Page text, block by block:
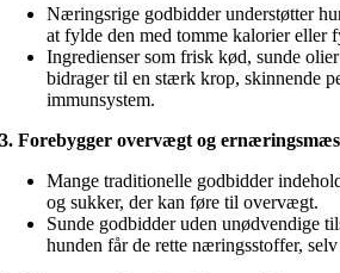
Næringsrige godbidder understøtter
at fylde den med tomme kalorier eller
Ingredienser som frisk kød, sunde
bidrager til en stærk krop, skinnende
immunsystem.
3. Forebygger overvægt og
Mange traditionelle godbidder
og sukker, der kan føre til overvægt.
Sunde godbidder uden unødvendige
hunden får de rette næringsstoffer,